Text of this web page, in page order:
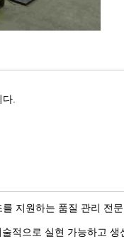
.
지원하는 품질 관리 전
적으로 실현 가능하고